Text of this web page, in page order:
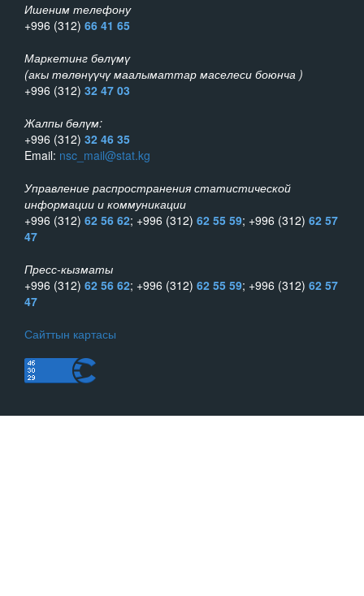
Ишеним телефону
+996 (312) 66 41 65
Маркетинг бөлүмү
(акы төлөнүүчү маалыматтар маселеси боюнча )
+996 (312) 32 47 03
Жалпы бөлүм:
+996 (312) 32 46 35
Email: nsc_mail@stat.kg
Управление распространения статистической
информации и коммуникации
+996 (312) 62 56 62; +996 (312) 62 55 59; +996 (312) 62 57
47
Пресс-кызматы
+996 (312) 62 56 62; +996 (312) 62 55 59; +996 (312) 62 57
47
Сайттын картасы